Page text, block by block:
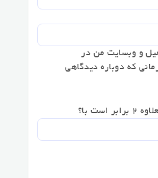
و وبسایت من در
که دوباره دیدگاهی